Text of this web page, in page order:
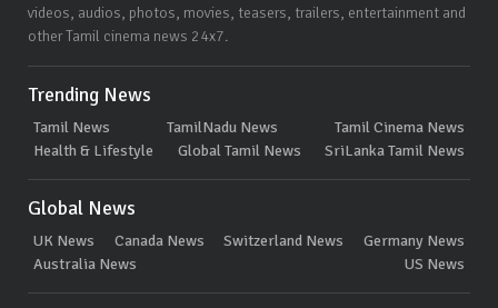
videos, audios, photos, movies, teasers, trailers, entertainment and
other Tamil cinema news 24x7.
Trending News
Tamil News TamilNadu News
Tamil Cinema News
Health & Lifestyle
Global Tamil News SriLanka Tamil News
Global News
UK News Canada News Switzerland News
Germany News
Australia News
US News